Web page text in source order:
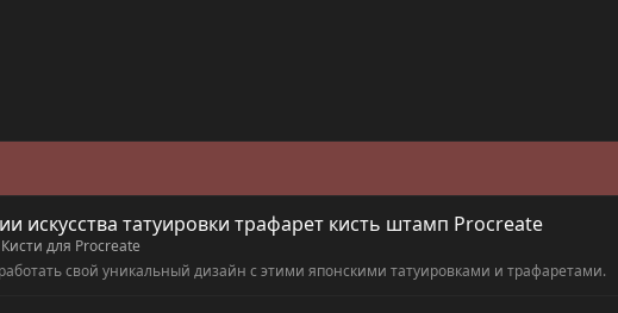
искусства татуировки трафарет кисть штамп Procreate
Кисти для Procreate
свой уникальный дизайн с этими японскими татуировками и трафаретами.